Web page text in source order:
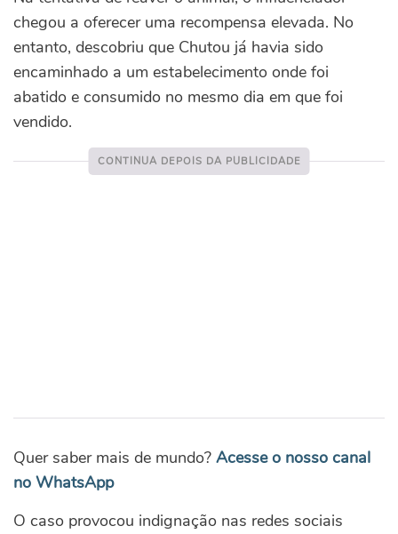
chegou a oferecer uma recompensa elevada. No
entanto, descobriu que Chutou já havia sido
encaminhado a um estabelecimento onde foi
abatido e consumido no mesmo dia em que foi
vendido.
Quer saber mais de mundo? Acesse o nosso canal
no WhatsApp
O caso provocou indignação nas redes sociais